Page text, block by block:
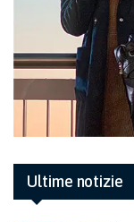
Ultime notizie